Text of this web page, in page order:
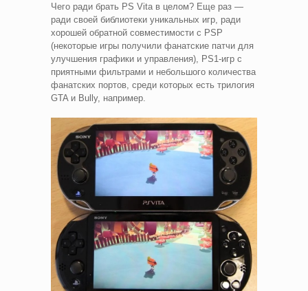
Чего ради брать PS Vita в целом? Еще раз —
ради своей библиотеки уникальных игр, ради
хорошей обратной совместимости с PSP
(некоторые игры получили фанатские патчи для
улучшения графики и управления), PS1-игр с
приятными фильтрами и небольшого количества
фанатских портов, среди которых есть трилогия
GTA и Bully, например.